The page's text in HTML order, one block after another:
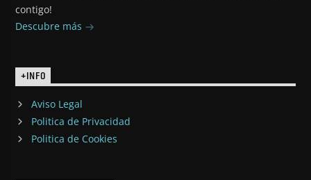
contigo!
Descubre más
+INFO
Aviso Legal
Politica de Privacidad
Politica de Cookies